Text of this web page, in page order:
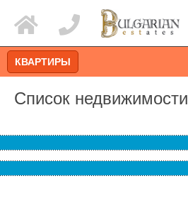
КВАРТИРЫ
Список недвижимости